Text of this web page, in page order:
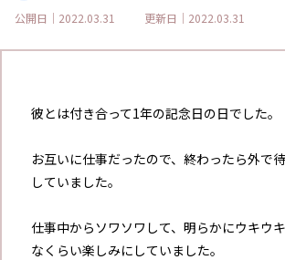
公開日｜2022.03.31
更新日｜2022.03.31
彼とは付き合って1年の記念日の日でした。
お互いに仕事だったので、終わったら外で
していました。
仕事中からソワソワして、明らかにウキウ
なくらい楽しみにしていました。